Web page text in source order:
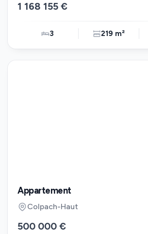
1 168 155 €
3 219 m²
Appartement
Colpach-Haut
500 000 €